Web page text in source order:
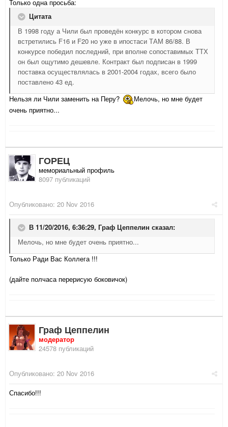
Только одна просьба:
Цитата
В 1998 году а Чили был проведён конкурс в котором снова
встретились F16 и F20 но уже в ипостаси ТАМ 86/88. В
конкурсе победил последний, при вполне сопоставимых ТТХ
он был ощутимо дешевле. Контракт был подписан в 1999
поставка осуществлялась в 2001-2004 годах, всего было
поставлено 43 ед.
Нельзя ли Чили заменить на Перу?
Мелочь, но мне будет
очень приятно...
ГОРЕЦ
мемориальный профиль
8097 публикаций
Опубликовано: 20 Nov 2016
В 11/20/2016, 6:36:29, Граф Цеппелин сказал:
Мелочь, но мне будет очень приятно...
Только Ради Вас Коллега !!!
(дайте полчаса перерисую боковичок)
Граф Цеппелин
модератор
24578 публикаций
Опубликовано: 20 Nov 2016
Спасибо!!!